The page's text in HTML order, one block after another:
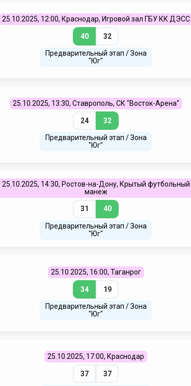
25.10.2025, 12:00, Краснодар, Игровой зал ГБУ КК ДЭСС
40 32
Предварительный этап / Зона
"Юг"
25.10.2025, 13:30, Ставрополь, СК "Восток-Арена"
24 32
Предварительный этап / Зона
"Юг"
25.10.2025, 14:30, Ростов-на-Дону, Крытый футбольный
манеж
31 40
Предварительный этап / Зона
"Юг"
25.10.2025, 16:00, Таганрог
34 19
Предварительный этап / Зона
"Юг"
25.10.2025, 17:00, Краснодар
37 37